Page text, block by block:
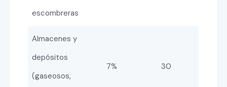
escombreras
Almacenes y
depósitos
(gaseosos,
7% 30